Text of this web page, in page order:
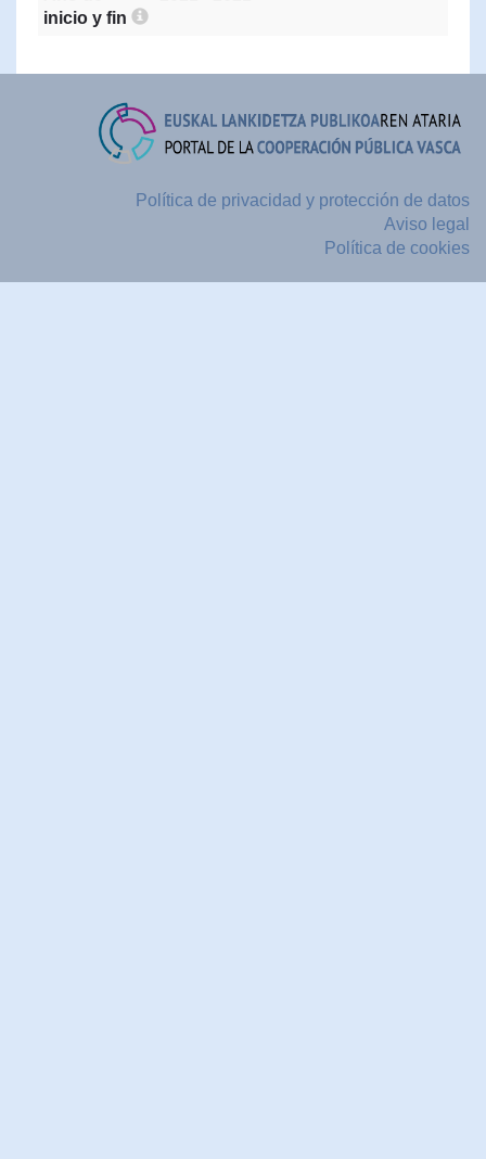
inicio y fin
Política de privacidad y protección de datos
Aviso legal
Política de cookies